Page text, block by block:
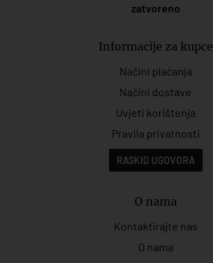
zatvoreno
Informacije za kupce
Načini plaćanja
Načini dostave
Uvjeti korištenja
Pravila privatnosti
RASKID UGOVORA
O nama
Kontaktirajte nas
O nama